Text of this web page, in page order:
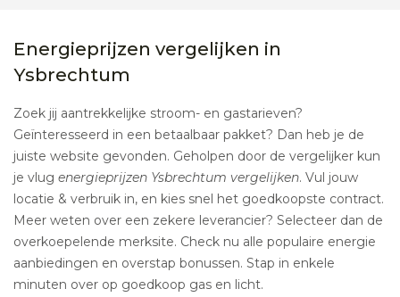
Energieprijzen vergelijken in
Ysbrechtum
Zoek jij aantrekkelijke stroom- en gastarieven?
Geïnteresseerd in een betaalbaar pakket? Dan heb je de
juiste website gevonden. Geholpen door de vergelijker kun
je vlug energieprijzen Ysbrechtum vergelijken. Vul jouw
locatie & verbruik in, en kies snel het goedkoopste contract.
Meer weten over een zekere leverancier? Selecteer dan de
overkoepelende merksite. Check nu alle populaire energie
aanbiedingen en overstap bonussen. Stap in enkele
minuten over op goedkoop gas en licht.